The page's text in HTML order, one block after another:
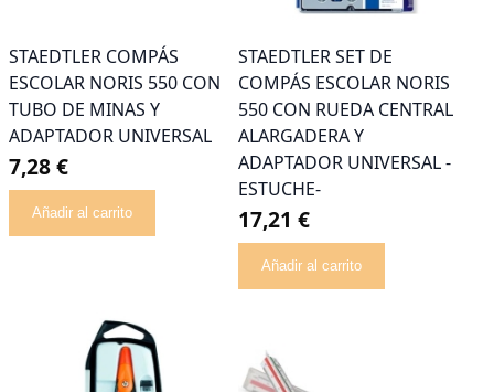
STAEDTLER COMPÁS
ESCOLAR NORIS 550 CON
TUBO DE MINAS Y
ADAPTADOR UNIVERSAL
7,28 €
Añadir al carrito
STAEDTLER SET DE
COMPÁS ESCOLAR NORIS
550 CON RUEDA CENTRAL
ALARGADERA Y
ADAPTADOR UNIVERSAL -
ESTUCHE-
17,21 €
Añadir al carrito